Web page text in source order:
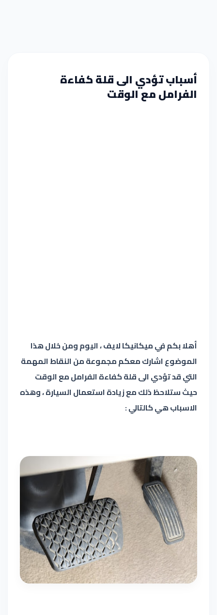
أسباب تؤدي الى قلة كفاءة
الفرامل مع الوقت
أهلا بكم في ميكانيكا لايف ، اليوم ومن خلال هذا
الموضوع اشارك معكم مجموعة من النقاط المهمة
التي قد تؤدي الى قلة كفاءة الفرامل مع الوقت
حيث ستلاحظ ذلك مع زيادة استعمال السيارة ، وهذه
الاسباب هي كالتالي :